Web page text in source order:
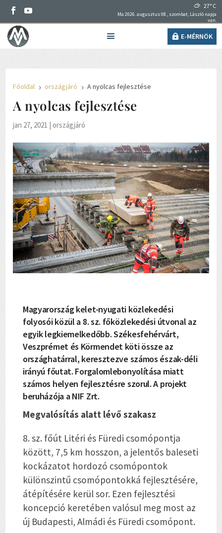
27° C
Ma 2026. augusztus 08., szombat, László napja
van.
E-MÉRNÖK
Főoldal 5 országjáró 5 A nyolcas fejlesztése
A nyolcas fejlesztése
jan 27, 2021 |országjáró
Magyarország kelet-nyugati közlekedési
folyosói közül a 8. sz. főközlekedési útvonal az
egyik legkiemelkedőbb. Székesfehérvárt,
Veszprémet és Körmendet köti össze az
országhatárral, keresztezve számos észak-déli
irányú főutat. Forgalomlebonyolítása miatt
számos helyen fejlesztésre szorul. A projekt
beruházója a NIF Zrt.
Megvalósítás alatt lévő szakasz
8. sz. főút Litéri és Füredi csomópontja
között, 7,5 km hosszon, a jelentős baleseti
kockázatot hordozó csomópontok
különszintű csomópontokká fejlesztésére,
átépítésére kerül sor. Ezen fejlesztési
koncepció keretében valósul meg most az
új Budapesti, Almádi és Füredi csomópont.